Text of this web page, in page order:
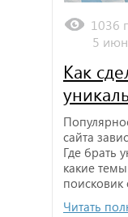
1036
5
Как
сайта
Где брать
какие темы
поисковик
Читать